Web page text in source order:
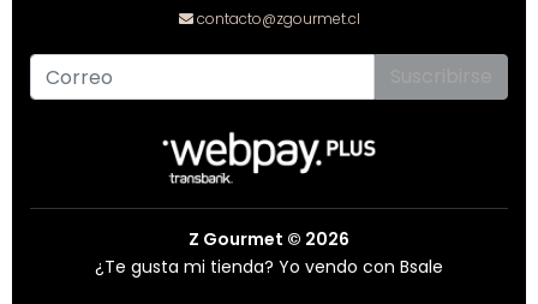
contacto@zgourmet.cl
Z Gourmet © 2026
¿Te gusta mi tienda? Yo vendo con Bsale